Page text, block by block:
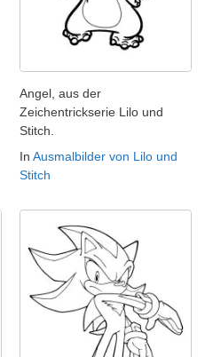
Angel, aus der
Zeichentrickserie Lilo und
Stitch.
In Ausmalbilder von Lilo und
Stitch